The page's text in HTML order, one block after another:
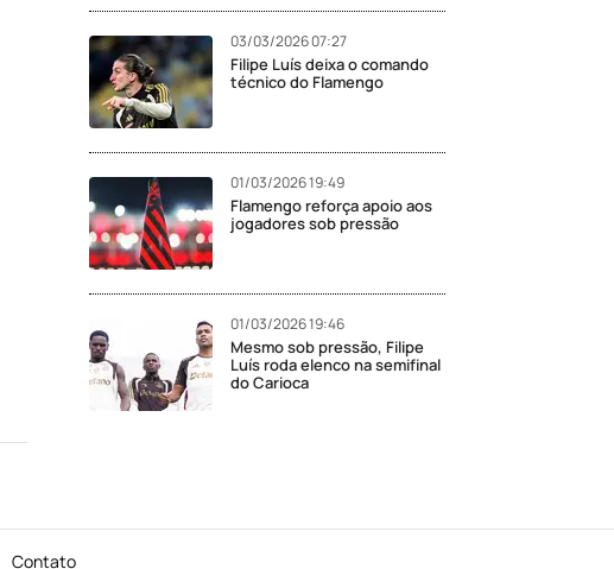
03/03/2026 07:27
Filipe Luís deixa o comando
técnico do Flamengo
01/03/2026 19:49
Flamengo reforça apoio aos
jogadores sob pressão
01/03/2026 19:46
Mesmo sob pressão, Filipe
Luís roda elenco na semifinal
do Carioca
Contato